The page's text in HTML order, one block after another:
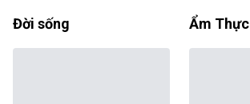
Đời sống Ẩm Thực